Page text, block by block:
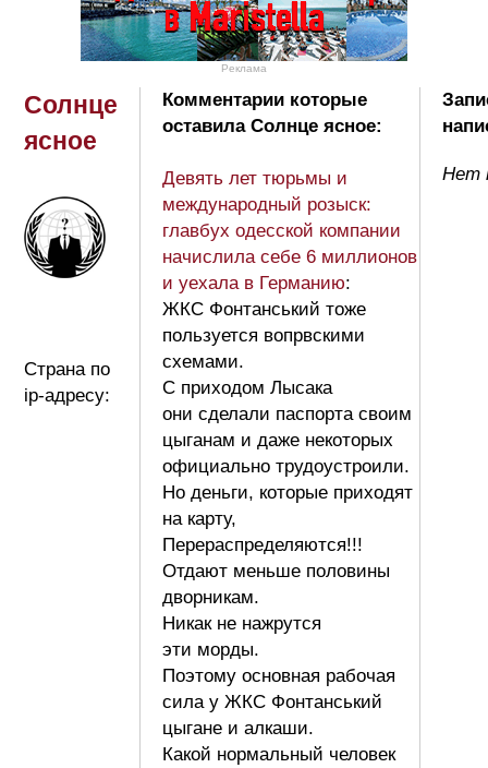
Реклама
Солнце
ясное
Страна по
ip-адресу:
Комментарии которые
оставила Солнце ясное:
Девять лет тюрьмы и
международный розыск:
главбух одесской компании
начислила себе 6 миллионов
и уехала в Германию:
ЖКС Фонтанський тоже
пользуется вопрвскими
схемами.
С приходом Лысака
они сделали паспорта своим
цыганам и даже некоторых
официально трудоустроили.
Но деньги, которые приходят
на карту,
Перераспределяются!!!
Отдают меньше половины
дворникам.
Никак не нажрутся
эти морды.
Поэтому основная рабочая
сила у ЖКС Фонтанський
цыгане и алкаши.
Какой нормальный человек
Нет